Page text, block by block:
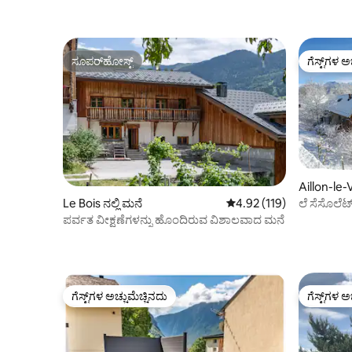
ಸೂಪರ್‌ಹೋಸ್ಟ್
ಸೂಪರ್‌ಹೋಸ್ಟ್
Le Bois ನಲ್ಲಿ ಮನೆ 5 ರಲ್ಲಿ 4.92 ಸರಾಸರಿ
4.92 (119)
ಪರ್ವತ ವೀಕ್ಷಣೆಗಳನ್ನು ಹೊಂದಿರುವ ವಿಶಾಲವಾದ ಮನೆ
ಗೆಸ್ಟ್‌ಗಳ
ಗೆಸ್ಟ್‌ಗಳ
Aillon-le-
ಲೆ
ಗೆಸ್ಟ್‌ಗಳ ಅಚ್ಚುಮೆಚ್ಚಿನದು
ಗೆಸ್ಟ್‌ಗಳ ಅಚ್ಚುಮೆಚ್ಚಿನದು ಗೆಸ್ಟ್‌ಗಳ
ಗೆಸ್ಟ್‌ಗಳ